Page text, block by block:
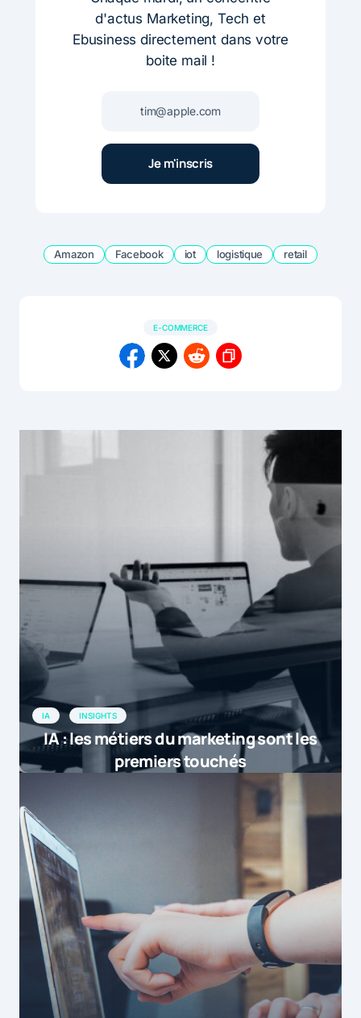
d'actus Marketing, Tech et
Ebusiness directement dans votre
boite mail !
Amazon Facebook iot logistique retail
E-COMMERCE
IA INSIGHTS
IA : les métiers du marketing sont les
premiers touchés